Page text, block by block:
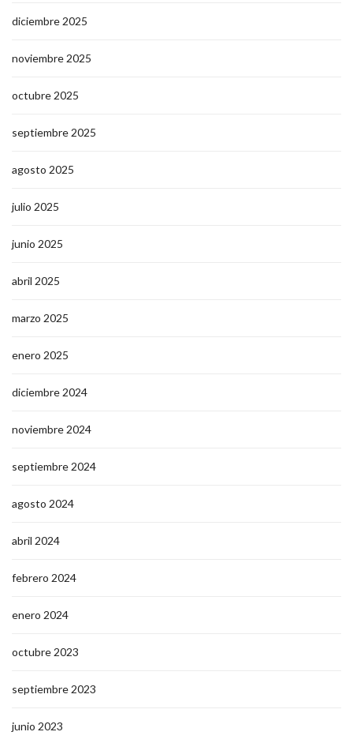
diciembre 2025
noviembre 2025
octubre 2025
septiembre 2025
agosto 2025
julio 2025
junio 2025
abril 2025
marzo 2025
enero 2025
diciembre 2024
noviembre 2024
septiembre 2024
agosto 2024
abril 2024
febrero 2024
enero 2024
octubre 2023
septiembre 2023
junio 2023